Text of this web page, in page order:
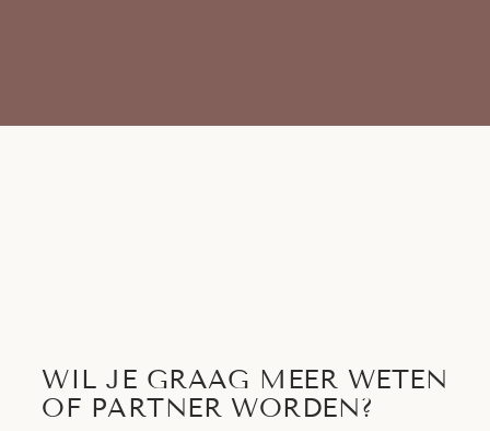
WIL JE GRAAG MEER WETEN
OF PARTNER WORDEN?